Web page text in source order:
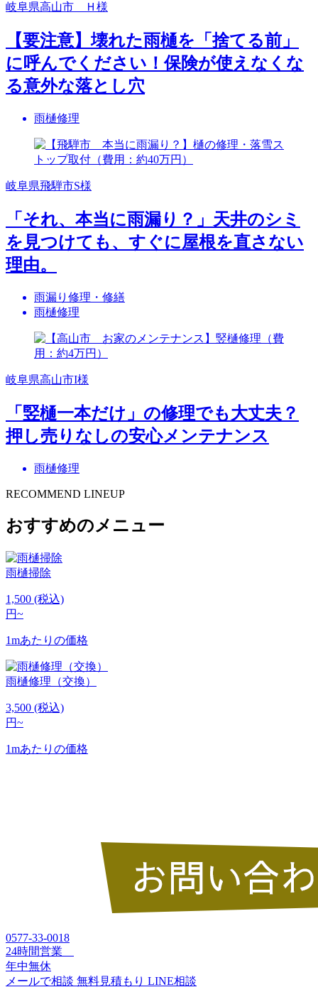
岐阜県高山市 Ｈ様
【要注意】壊れた雨樋を「捨てる前」
に呼んでください！保険が使えなくな
る意外な落とし穴
雨樋修理
岐阜県飛騨市S様
「それ、本当に雨漏り？」天井のシミ
を見つけても、すぐに屋根を直さない
理由。
雨漏り修理・修繕
雨樋修理
岐阜県高山市I様
「竪樋一本だけ」の修理でも大丈夫？
押し売りなしの安心メンテナンス
雨樋修理
RECOMMEND LINEUP
おすすめのメニュー
雨樋掃除
1,500 (税込)
円~
1mあたりの価格
雨樋修理（交換）
3,500 (税込)
円~
1mあたりの価格
0577-33-0018
24時間営業
年中無休
メールで相談 無料見積もり LINE相談